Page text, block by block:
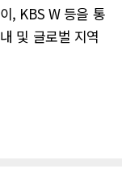
, KBS W 등을 통
및 글로벌 지역